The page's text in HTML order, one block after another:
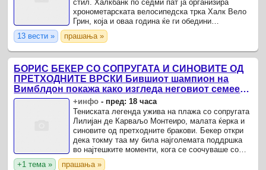
стил. Халкбанк по седми пат ја организира
хронометарската велосипедска трка Халк Вело
Грин, која и оваа година ќе ги обедини
рекреативците, професионалните
велосипедисти, децата, младите и ...
13 вести » прашања »
БОРИС БЕКЕР СО СОПРУГАТА И СИНОВИТЕ ОД
ПРЕТХОДНИТЕ ВРСКИ Бившиот шампион на
Вимблдон покажа како изгледа неговиот семеен
одмор во Португалија
+инфо - пред: 18 часа
Тениската легенда ужива на плажа со сопругата
Лилијан де Карваљо Монтеиро, малата ќерка и
синовите од претходните бракови. Бекер откри
дека токму таа му била најголемата поддршка
во најтешките моменти, кога се соочуваше со
финансиски проблеми и затворска казна.
+1 тема » прашања »